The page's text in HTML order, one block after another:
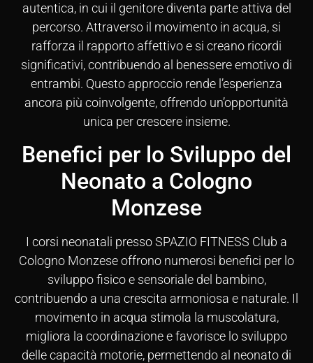
autentica, in cui il genitore diventa parte attiva del
percorso. Attraverso il movimento in acqua, si
rafforza il rapporto affettivo e si creano ricordi
significativi, contribuendo al benessere emotivo di
entrambi. Questo approccio rende l’esperienza
ancora più coinvolgente, offrendo un’opportunità
unica per crescere insieme.
Benefici per lo Sviluppo del
Neonato a Cologno
Monzese
I corsi neonatali presso SPAZIO FITNESS Club a
Cologno Monzese offrono numerosi benefici per lo
sviluppo fisico e sensoriale del bambino,
contribuendo a una crescita armoniosa e naturale. Il
movimento in acqua stimola la muscolatura,
migliora la coordinazione e favorisce lo sviluppo
delle capacità motorie, permettendo al neonato di